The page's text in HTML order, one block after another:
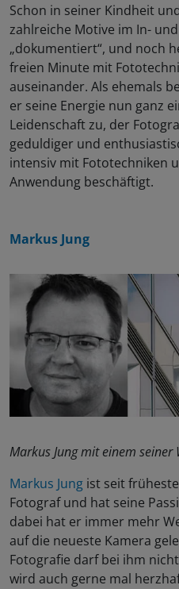
Schon in seiner Kindheit
zahlreiche Motive im In-
„dokumentiert“, und noch
freien Minute mit
auseinander. Als ehemals
er seine Energie nun ganz
Leidenschaft zu, der
geduldiger und
intensiv mit Fototechniken
Anwendung beschäftigt.
Markus Jung
Markus Jung mit einem seiner
Markus Jung ist seit
Fotograf und hat seine
dabei hat er immer mehr
auf die neueste Kamera
Fotografie darf bei ihm
wird auch gerne mal